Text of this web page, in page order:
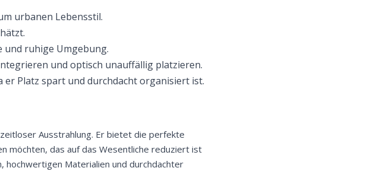
urbanen Lebensstil.
ruhige Umgebung.
und optisch unauffällig platzieren.
Platz spart und durchdacht organisiert ist.
Ausstrahlung. Er bietet die perfekte
möchten, das auf das Wesentliche reduziert ist
hochwertigen Materialien und durchdachter